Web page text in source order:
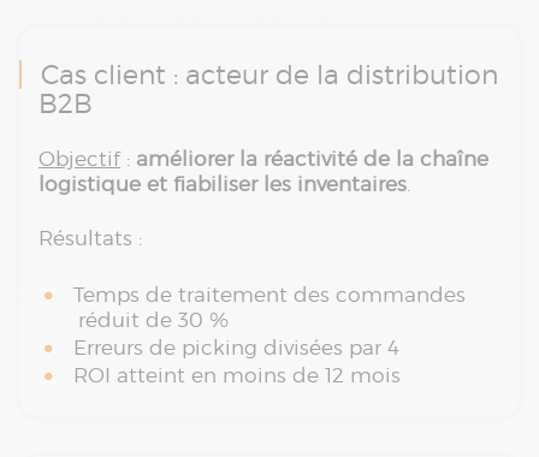
Cas client : acteur de la distribution
B2B
Objectif: améliorer la réactivité de la chaîne
logistique et fiabiliser les inventaires.
Résultats :
Temps de traitement des commandes
réduit de 30 %
Erreurs de picking divisées par 4
ROI atteint en moins de 12 mois